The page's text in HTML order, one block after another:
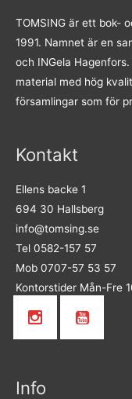
TOMSING är ett bok-
1991. Namnet är en
och INGela
material med hög
församlingar som för
Kontakt
Ellens backe 1
694 30 Hallsberg
info@tomsing.se
Tel 0582-157 57
Mob 0707-57 53 57
Kontorstider Mån-Fre
Info